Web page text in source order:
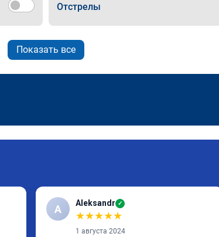
Отстрелы
Показать все
A Aleksandr ✓
★★★★★
1 августа 2024